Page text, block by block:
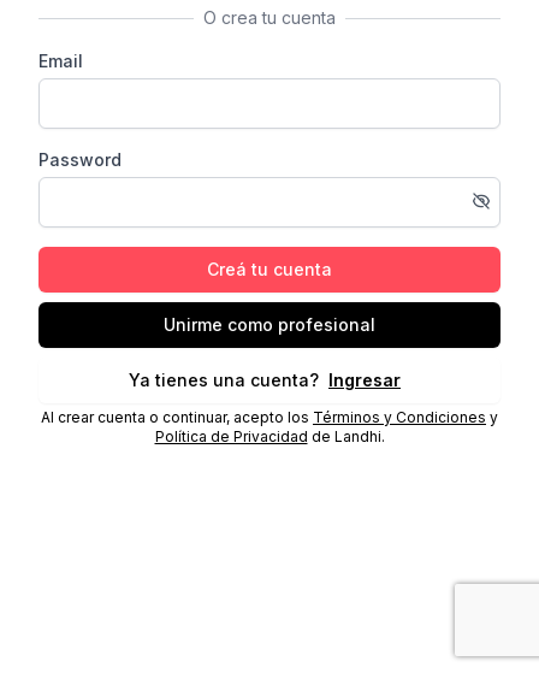
O crea tu cuenta
Email
Password
Creá tu cuenta
Unirme como profesional
Ya tienes una cuenta? Ingresar
Al crear cuenta o continuar, acepto los Términos y Condiciones y
Política de Privacidad de Landhi.